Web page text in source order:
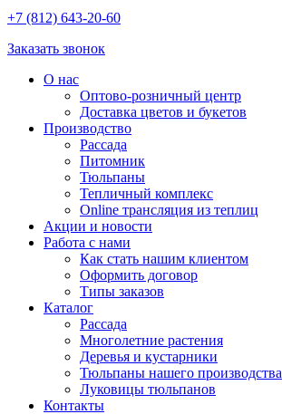
+7 (812) 643-20-60
Заказать звонок
О нас
Оптово-розничный центр
Доставка цветов и букетов
Производство
Рассада
Питомник
Тюльпаны
Тепличный комплекс
Online трансляция из теплиц
Акции и новости
Работа с нами
Как стать нашим клиентом
Оформить договор
Типы заказов
Каталог
Рассада
Многолетние растения
Деревья и кустарники
Тюльпаны нашего производства
Луковицы тюльпанов
Контакты